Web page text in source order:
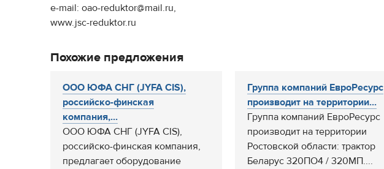
e-mail: oao-reduktor@mail.ru,
www.jsc-reduktor.ru
Похожие предложения
ООО ЮФА СНГ (JYFA CIS),
российско-финская
компания,...
ООО ЮФА СНГ (JYFA CIS),
российско-финская компания,
предлагает оборудование
Группа компаний ЕвроРесурс
производит на территории...
Группа компаний ЕвроРесурс
производит на территории
Ростовской области: трактор
Беларус 320ПО4 / 320МП....